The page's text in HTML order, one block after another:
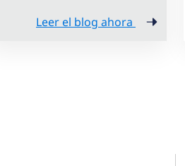
Leer el blog ahora